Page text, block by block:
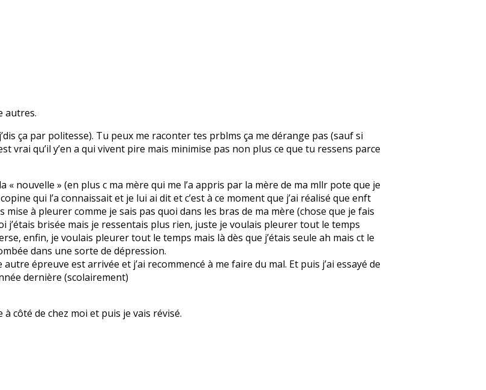
autres.
ça par politesse). Tu peux me raconter tes prblms ça me dérange pas (sauf si
vrai qu’il y’en a qui vivent pire mais minimise pas non plus ce que tu ressens parce
« nouvelle » (en plus c ma mère qui me l’a appris par la mère de ma mllr pote que je
qui l’a connaissait et je lui ai dit et c’est à ce moment que j’ai réalisé que enft
à pleurer comme je sais pas quoi dans les bras de ma mère (chose que je fais
j’étais brisée mais je ressentais plus rien, juste je voulais pleurer tout le temps
enfin, je voulais pleurer tout le temps mais là dès que j’étais seule ah mais ct le
dans une sorte de dépression.
épreuve est arrivée et j’ai recommencé à me faire du mal. Et puis j’ai essayé de
dernière (scolairement)
côté de chez moi et puis je vais révisé.